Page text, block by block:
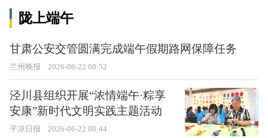
陇上端午
甘肃公安交管圆满完成端午假期路网保障任务
兰州晚报 2026-06-22 08:52
泾川县组织开展“浓情端午·粽享
安康”新时代文明实践主题活动
平凉日报 2026-06-22 08:44